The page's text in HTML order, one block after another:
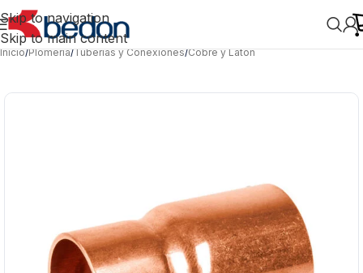
Skip to navigation
Skip to main content
Inicio/Plomería/Tuberías y Conexiones/Cobre y Latón